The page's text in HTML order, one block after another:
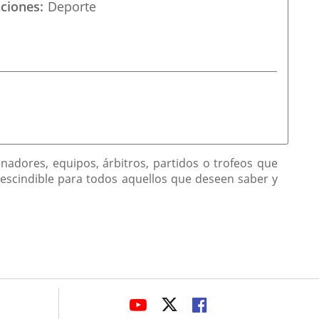
Deporte
equipos, árbitros, partidos o trofeos que
para todos aquellos que deseen saber y
ENLACEENLACEENLACE